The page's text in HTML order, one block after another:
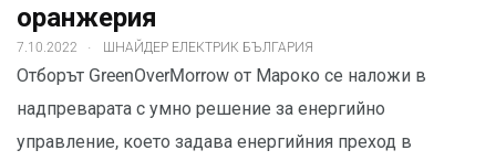
оранжерия
7.10.2022 . ШНАЙДЕР ЕЛЕКТРИК БЪЛГАРИЯ
Отборът GreenOverMorrow от Мароко се наложи в
надпреварата с умно решение за енергийно
управление, което задава енергийния преход в